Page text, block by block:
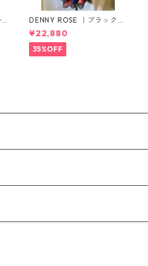
DENNY ROSE ｜ブラックス
ターマルチカラーシフォン
ワンピース
¥22,880
35%OFF